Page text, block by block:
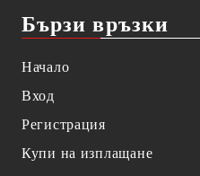
Бързи връзки
Начало
Вход
Регистрация
Купи на изплащане